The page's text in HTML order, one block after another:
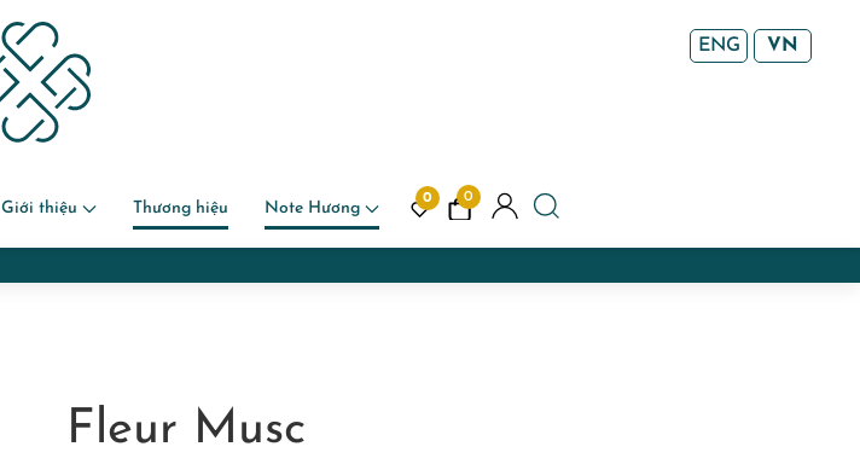
ENG VN
Giới thiệu Thương hiệu Note Hương
0 0
Fleur Musc